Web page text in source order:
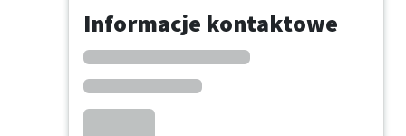
Informacje kontaktowe